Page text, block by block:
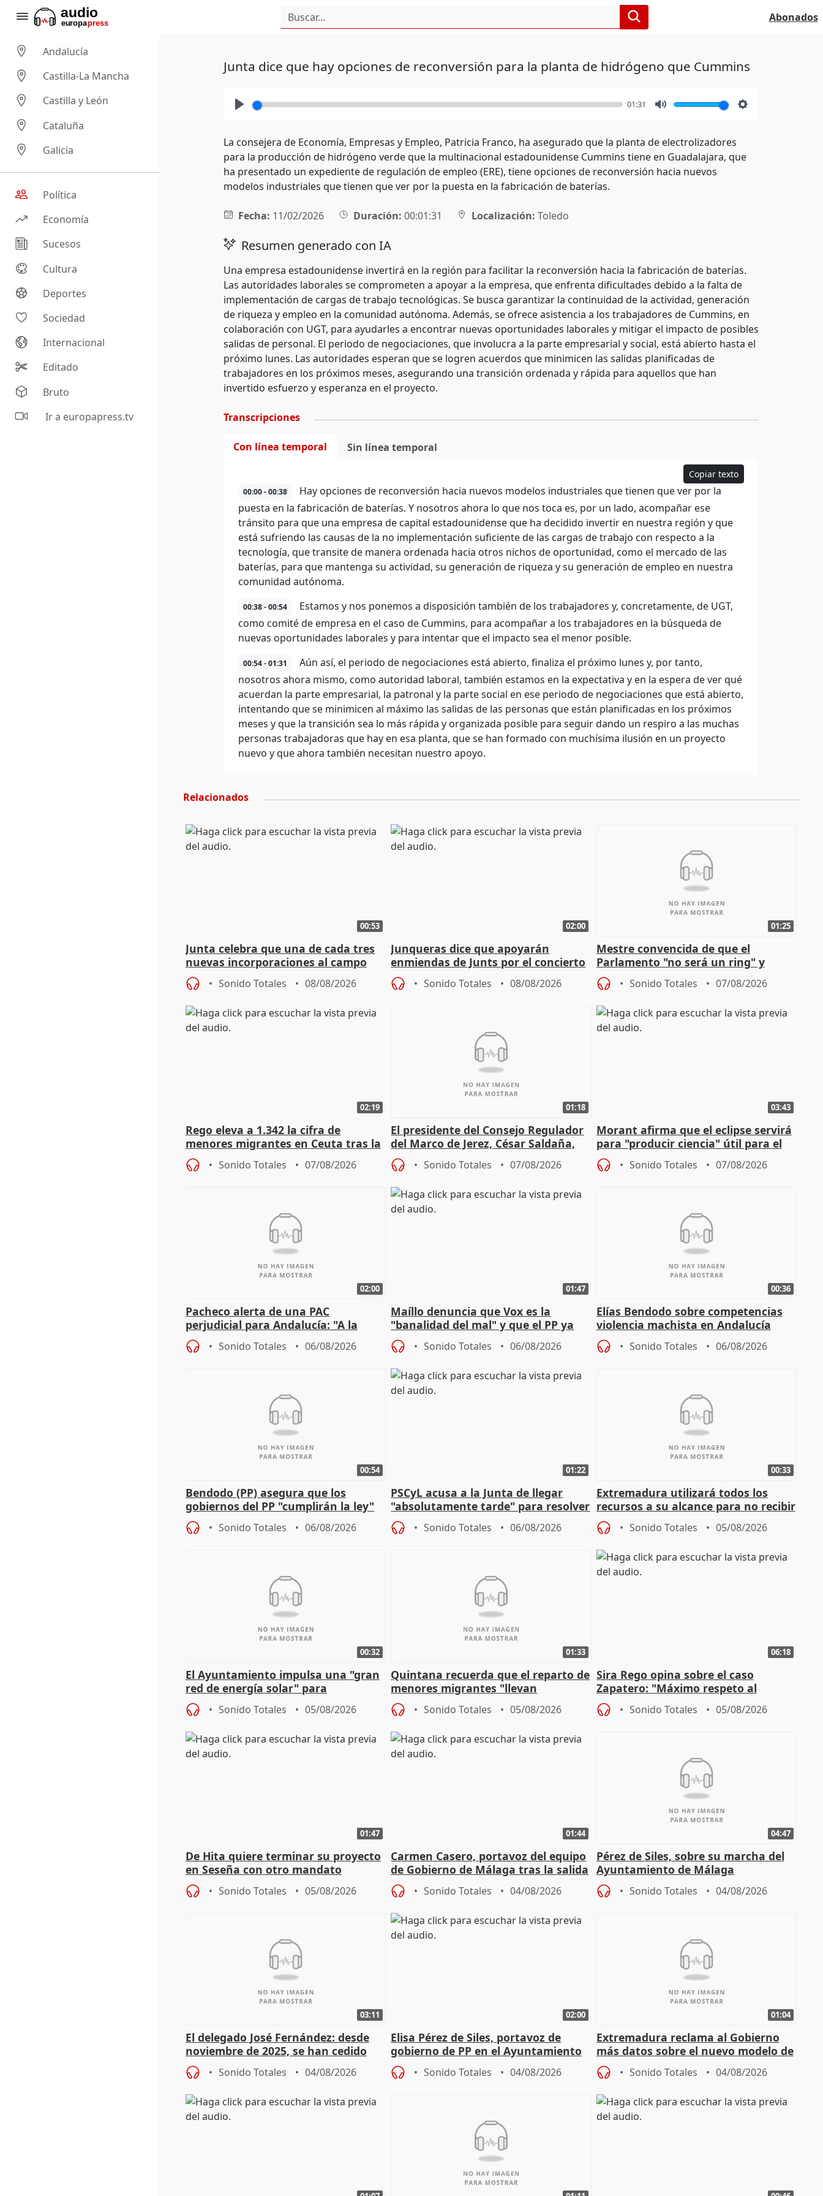
Abonados
Andalucía
Castilla-La Mancha
Castilla y León
Cataluña
Galicia
Política
Economía
Sucesos
Cultura
Deportes
Sociedad
Internacional
Editado
Bruto
Ir a europapress.tv
Junta dice que hay opciones de reconversión para la planta de hidrógeno que Cummins
01:31
La consejera de Economía, Empresas y Empleo, Patricia Franco, ha asegurado que la planta de electrolizadores
para la producción de hidrógeno verde que la multinacional estadounidense Cummins tiene en Guadalajara, que
ha presentado un expediente de regulación de empleo (ERE), tiene opciones de reconversión hacia nuevos
modelos industriales que tienen que ver por la puesta en la fabricación de baterías.
Fecha: 11/02/2026 Duración: 00:01:31 Localización: Toledo
Resumen generado con IA
Una empresa estadounidense invertirá en la región para facilitar la reconversión hacia la fabricación de baterías.
Las autoridades laborales se comprometen a apoyar a la empresa, que enfrenta dificultades debido a la falta de
implementación de cargas de trabajo tecnológicas. Se busca garantizar la continuidad de la actividad, generación
de riqueza y empleo en la comunidad autónoma. Además, se ofrece asistencia a los trabajadores de Cummins, en
colaboración con UGT, para ayudarles a encontrar nuevas oportunidades laborales y mitigar el impacto de posibles
salidas de personal. El periodo de negociaciones, que involucra a la parte empresarial y social, está abierto hasta el
próximo lunes. Las autoridades esperan que se logren acuerdos que minimicen las salidas planificadas de
trabajadores en los próximos meses, asegurando una transición ordenada y rápida para aquellos que han
invertido esfuerzo y esperanza en el proyecto.
Transcripciones
Con línea temporal Sin línea temporal
Copiar texto
00:00 - 00:38
Hay opciones de reconversión hacia nuevos modelos industriales que tienen que ver por la
puesta en la fabricación de baterías. Y nosotros ahora lo que nos toca es, por un lado, acompañar ese
tránsito para que una empresa de capital estadounidense que ha decidido invertir en nuestra región y que
está sufriendo las causas de la no implementación suficiente de las cargas de trabajo con respecto a la
tecnología, que transite de manera ordenada hacia otros nichos de oportunidad, como el mercado de las
baterías, para que mantenga su actividad, su generación de riqueza y su generación de empleo en nuestra
comunidad autónoma.
00:38 - 00:54
Estamos y nos ponemos a disposición también de los trabajadores y, concretamente, de UGT,
como comité de empresa en el caso de Cummins, para acompañar a los trabajadores en la búsqueda de
nuevas oportunidades laborales y para intentar que el impacto sea el menor posible.
00:54 - 01:31
Aún así, el periodo de negociaciones está abierto, finaliza el próximo lunes y, por tanto,
nosotros ahora mismo, como autoridad laboral, también estamos en la expectativa y en la espera de ver qué
acuerdan la parte empresarial, la patronal y la parte social en ese periodo de negociaciones que está abierto,
intentando que se minimicen al máximo las salidas de las personas que están planificadas en los próximos
meses y que la transición sea lo más rápida y organizada posible para seguir dando un respiro a las muchas
personas trabajadoras que hay en esa planta, que se han formado con muchísima ilusión en un proyecto
nuevo y que ahora también necesitan nuestro apoyo.
Relacionados
00:53
Junta celebra que una de cada tres
nuevas incorporaciones al campo
andaluz son mujeres jóvenes
Sonido Totales 08/08/2026
02:00
Junqueras dice que apoyarán
enmiendas de Junts por el concierto
en el trámite de financiación
Sonido Totales 08/08/2026
01:25
Mestre convencida de que el
Parlamento "no será un ring" y
defiende "estabilidad" del pacto con
Vox
Sonido Totales 07/08/2026
02:19
Rego eleva a 1.342 la cifra de
menores migrantes en Ceuta tras la
entrada masiva
Sonido Totales 07/08/2026
01:18
El presidente del Consejo Regulador
del Marco de Jerez, César Saldaña,
sobre exportaciones
Sonido Totales 07/08/2026
03:43
Morant afirma que el eclipse servirá
para "producir ciencia" útil para el
resto del mundo
Sonido Totales 07/08/2026
02:00
Pacheco alerta de una PAC
perjudicial para Andalucía: "A la
agricultura hay que protegerla"
Sonido Totales 06/08/2026
01:47
Maíllo denuncia que Vox es la
"banalidad del mal" y que el PP ya
asume todas sus tesis
Sonido Totales 06/08/2026
00:36
Elías Bendodo sobre competencias
violencia machista en Andalucía
Sonido Totales 06/08/2026
00:54
Bendodo (PP) asegura que los
gobiernos del PP "cumplirán la ley"
sobre los menores migrantes
Sonido Totales 06/08/2026
01:22
PSCyL acusa a la Junta de llegar
"absolutamente tarde" para resolver
problemas como Newcastle
Sonido Totales 06/08/2026
00:33
Extremadura utilizará todos los
recursos a su alcance para no recibir
más menores migrantes
Sonido Totales 05/08/2026
00:32
El Ayuntamiento impulsa una "gran
red de energía solar" para
autoconsumo
Sonido Totales 05/08/2026
01:33
Quintana recuerda que el reparto de
menores migrantes "llevan
aportación del Gobierno" central
Sonido Totales 05/08/2026
06:18
Sira Rego opina sobre el caso
Zapatero: "Máximo respeto al
proceso judicial"
Sonido Totales 05/08/2026
01:47
De Hita quiere terminar su proyecto
en Seseña con otro mandato
Sonido Totales 05/08/2026
01:44
Carmen Casero, portavoz del equipo
de Gobierno de Málaga tras la salida
de Pérez de Siles
Sonido Totales 04/08/2026
04:47
Pérez de Siles, sobre su marcha del
Ayuntamiento de Málaga
Sonido Totales 04/08/2026
03:11
El delegado José Fernández: desde
noviembre de 2025, se han cedido
9.810 ayudas por nacimiento
Sonido Totales 04/08/2026
02:00
Elisa Pérez de Siles, portavoz de
gobierno de PP en el Ayuntamiento
de Málaga, deja la política
Sonido Totales 04/08/2026
01:04
Extremadura reclama al Gobierno
más datos sobre el nuevo modelo de
financiación
Sonido Totales 04/08/2026